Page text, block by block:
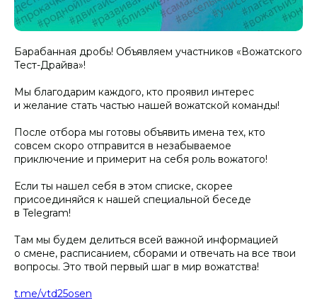
Барабанная дробь! Объявляем участников «Вожатского
Тест-Драйва»!
Мы благодарим каждого, кто проявил интерес
и желание стать частью нашей вожатской команды!
После отбора мы готовы объявить имена тех, кто
совсем скоро отправится в незабываемое
приключение и примерит на себя роль вожатого!
Если ты нашел себя в этом списке, скорее
присоединяйся к нашей специальной беседе
в Telegram!
Там мы будем делиться всей важной информацией
о смене, расписанием, сборами и отвечать на все твои
вопросы. Это твой первый шаг в мир вожатства!
t.me/vtd25osen